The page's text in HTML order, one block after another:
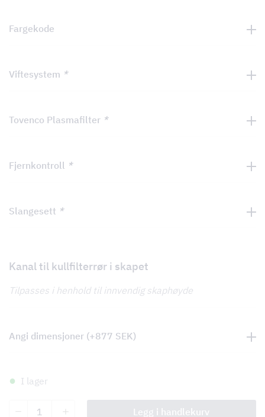
Fargekode
Viftesystem *
Tovenco Plasmafilter *
Fjernkontroll *
Slangesett *
Kanal til kullfilterrør i skapet
Tilpasses i henhold til innvendig skaphøyde
Angi dimensjoner (+877 SEK)
I lager
Legg i handlekurv